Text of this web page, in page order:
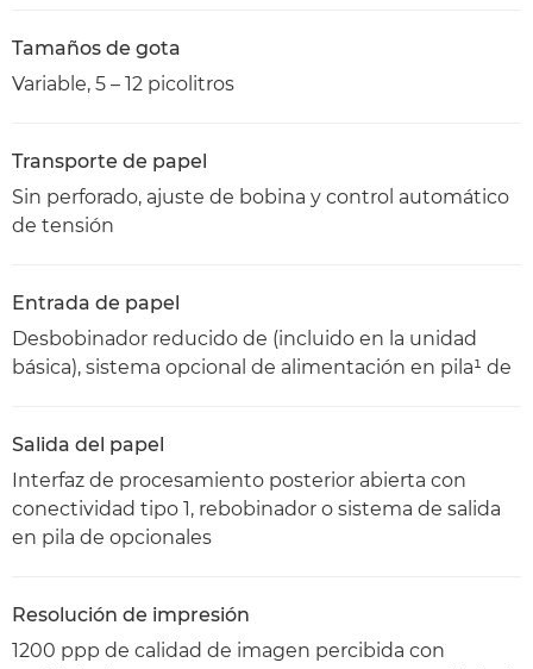
Tamaños de gota
Variable, 5 – 12 picolitros
Transporte de papel
Sin perforado, ajuste de bobina y control automático
de tensión
Entrada de papel
Desbobinador reducido de (incluido en la unidad
básica), sistema opcional de alimentación en pila¹ de
Salida del papel
Interfaz de procesamiento posterior abierta con
conectividad tipo 1, rebobinador o sistema de salida
en pila de opcionales
Resolución de impresión
1200 ppp de calidad de imagen percibida con